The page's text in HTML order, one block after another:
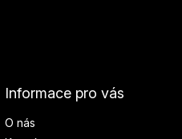
Informace pro vás
O nás